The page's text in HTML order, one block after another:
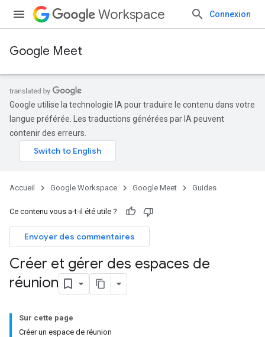
Workspace Connexion
Google Meet
Google utilise la technologie IA pour traduire le contenu dans votre
langue préférée. Les traductions générées par IA peuvent
contenir des erreurs.
Accueil Google Workspace Google Meet Guides
Ce contenu vous a-t-il été utile ?
Envoyer des commentaires
Créer et gérer des espaces de
réunion
Sur cette page
Créer un espace de réunion